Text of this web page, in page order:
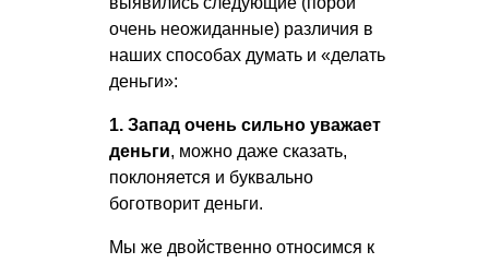
очень неожиданные) различия в
наших способах думать и «делать
деньги»:
1. Запад очень сильно уважает
деньги, можно даже сказать,
поклоняется и буквально
боготворит деньги.
Мы же двойственно относимся к